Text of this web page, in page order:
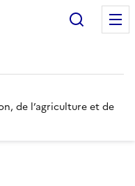
de l’agriculture et de